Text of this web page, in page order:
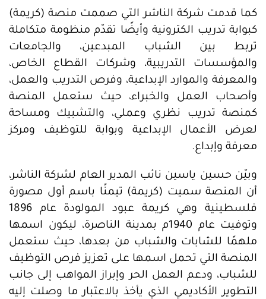
كما قدمت شركة الناشر التي صممت منصة (كريمة)
كبوابة تدريب الكترونية وأيضًا تقدّم منظومة متكاملة
تربط بين الشباب المبدعين، والجامعات
والمؤسسات التدريبية، وشركات القطاع الخاص،
والمعرفة والموارد الإبداعية، وفرص التدريب والعمل،
وأصحاب العمل والخبراء، حيث ستعمل المنصة
كمنصة تدريب نظري وعملي، والتشبيك ومساحة
لعرض الأعمال الإبداعية وبوابة للتوظيف ومركز
معرفة وإبداع.
وبيّن حسين ياسين نائب المدير العام لشركة الناشر،
أن المنصة سميت (كريمة) تيمنًا باسم أول مصورة
فلسطينية وهي كريمة عبود المولودة عام 1896
وتوفيت عام 1940م بمدينة الناصرة، ليكون اسمها
ملهمًا للشابات والشباب من بعدها، حيث ستعمل
المنصة التي تحمل اسمها على تعزيز فرص التوظيف
للشباب، ودعم العمل الحر وإبراز المواهب إلى جانب
التطوير الأكاديمي الذي يأخذ بالاعتبار ما وصلت إليه